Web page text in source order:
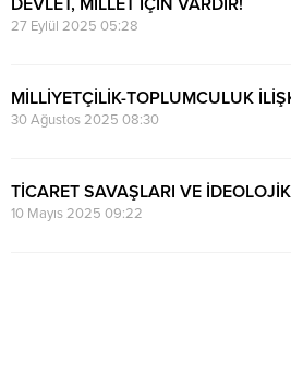
DEVLET, MİLLET İÇİN VARDIR!
27 Eylül 2025 05:28
MİLLİYETÇİLİK-TOPLUMCULUK
30 Ağustos 2025 08:30
TİCARET SAVAŞLARI VE
10 Mayıs 2025 09:22